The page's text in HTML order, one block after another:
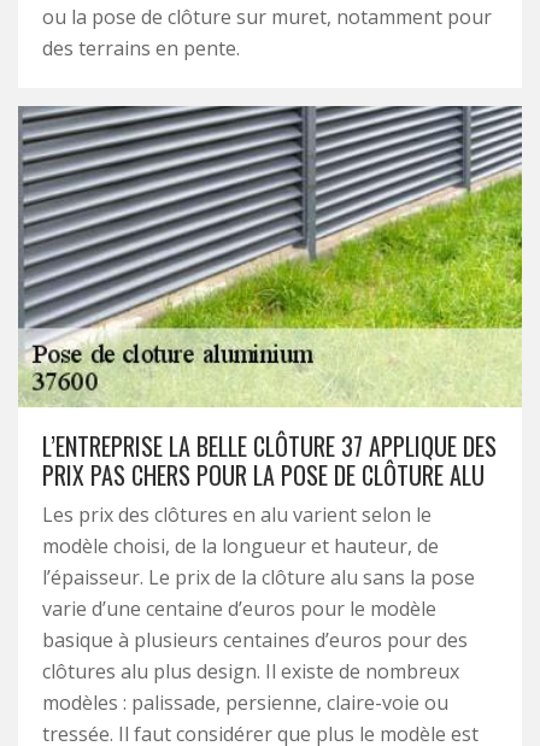
ou la pose de clôture sur muret, notamment pour
des terrains en pente.
L’ENTREPRISE LA BELLE CLÔTURE 37 APPLIQUE DES
PRIX PAS CHERS POUR LA POSE DE CLÔTURE ALU
Les prix des clôtures en alu varient selon le
modèle choisi, de la longueur et hauteur, de
l’épaisseur. Le prix de la clôture alu sans la pose
varie d’une centaine d’euros pour le modèle
basique à plusieurs centaines d’euros pour des
clôtures alu plus design. Il existe de nombreux
modèles : palissade, persienne, claire-voie ou
tressée. Il faut considérer que plus le modèle est